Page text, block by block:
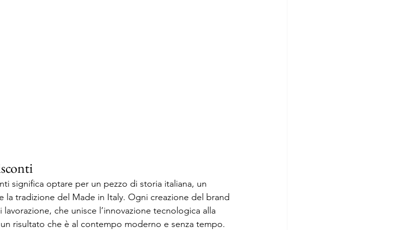
significa optare per un pezzo di storia italiana, un
la tradizione del Made in Italy. Ogni creazione del brand
che unisce l’innovazione tecnologica alla
risultato che è al contempo moderno e senza tempo.